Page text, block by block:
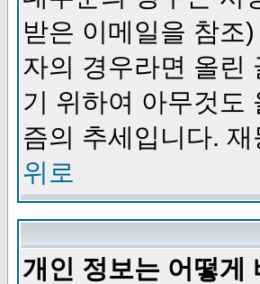
받은 이메일을 참조
자의 경우라면 올린
기 위하여 아무것도
즘의 추세입니다.
위로
개인 정보는 어떻게